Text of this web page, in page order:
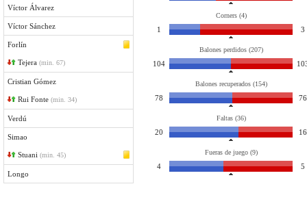
Víctor Álvarez
Víctor Sánchez
Forlín
Tejera (min. 67)
Cristian Gómez
Rui Fonte (min. 34)
Verdú
Simao
Stuani (min. 45)
Longo
Corners (4)
1 3
Balones perdidos (207)
104
Balones recuperados (154)
78 76
Faltas (36)
20 16
Fueras de juego (9)
4 5